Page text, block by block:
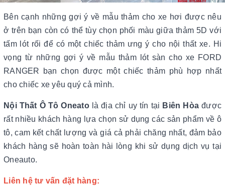
Bên cạnh những gợi ý về mẫu thảm cho xe hơi được nêu
ở trên bạn còn có thể tùy chọn phối màu giữa thảm 5D với
tấm lót rối để có một chiếc thảm ưng ý cho nội thất xe. Hi
vọng từ những gợi ý về mẫu thảm lót sàn cho xe FORD
RANGER bạn chọn được một chiếc thảm phù hợp nhất
cho chiếc xe yêu quý cả mình.
Nội Thất Ô Tô Oneatolà địa chỉ uy tín tại Biên Hòa được
rất nhiều khách hàng lựa chọn sử dụng các sản phẩm về ô
tô, cam kết chất lượng và giá cả phải chăng nhất, đảm bảo
khách hàng sẽ hoàn toàn hài lòng khi sử dụng dịch vụ tại
Oneauto.
Liên hệ tư vấn đặt hàng: